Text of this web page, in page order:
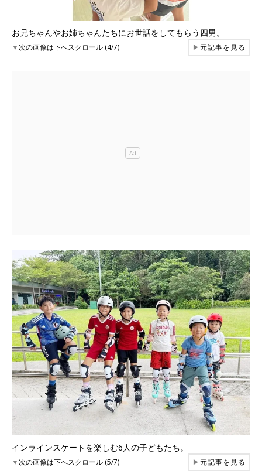
お兄ちゃんやお姉ちゃんたちにお世話をしてもらう四男。
▼次の画像は下へスクロール (4/7) ▶元記事を見る
インラインスケートを楽しむ6人の子どもたち。
▼次の画像は下へスクロール (5/7) ▶元記事を見る